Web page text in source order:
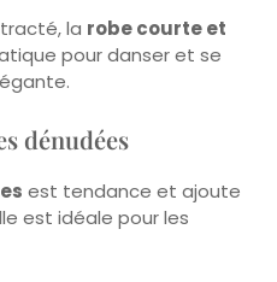
la robe courte et
pour danser et se
dénudées
est tendance et ajoute
est idéale pour les